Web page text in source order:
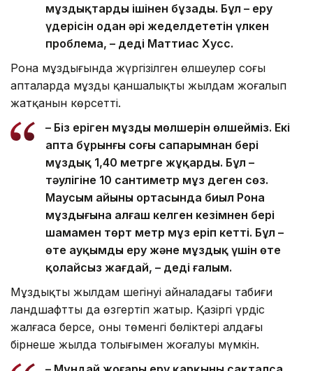
мұздықтарды ішінен бұзады. Бұл – еру
үдерісін одан әрі жеделдететін үлкен
проблема, – деді Маттиас Хусс.
Рона мұздығында жүргізілген өлшеулер соңғы
апталарда мұздың қаншалықты жылдам жоғалып
жатқанын көрсетті.
– Біз еріген мұздың мөлшерін өлшейміз. Екі
апта бұрынғы соңғы сапарымнан бері
мұздық 1,40 метрге жұқарды. Бұл –
тәулігіне 10 сантиметр мұз деген сөз.
Маусым айының ортасында биыл Рона
мұздығына алғаш келген кезімнен бері
шамамен төрт метр мұз еріп кетті. Бұл –
өте ауқымды еру және мұздық үшін өте
қолайсыз жағдай, – деді ғалым.
Мұздықтың жылдам шегінуі айналадағы табиғи
ландшафтты да өзгертіп жатыр. Қазіргі үрдіс
жалғаса берсе, оның төменгі бөліктері алдағы
бірнеше жылда толығымен жоғалуы мүмкін.